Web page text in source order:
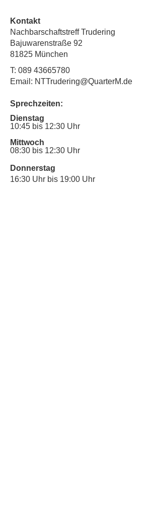
Kontakt
Nachbarschaftstreff Trudering
Bajuwarenstraße 92
81825 München
T: 089 43665780
Email: NTTrudering@QuarterM.de
Sprechzeiten:
Dienstag
10:45 bis 12:30 Uhr
Mittwoch
08:30 bis 12:30 Uhr
Donnerstag
16:30 Uhr bis 19:00 Uhr